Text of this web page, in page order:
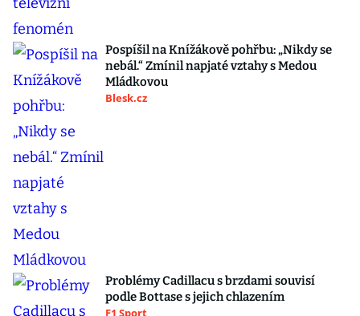
Pospíšil na Knížákově pohřbu: „Nikdy se
nebál.“ Zmínil napjaté vztahy s Medou
Mládkovou
Blesk.cz
Problémy Cadillacu s brzdami souvisí
podle Bottase s jejich chlazením
F1 Sport